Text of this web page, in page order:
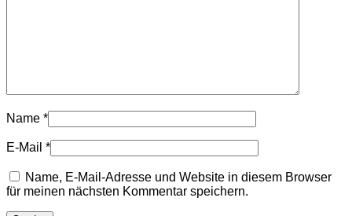
Name *
E-Mail *
Name, E-Mail-Adresse und Website in diesem Browser
für meinen nächsten Kommentar speichern.